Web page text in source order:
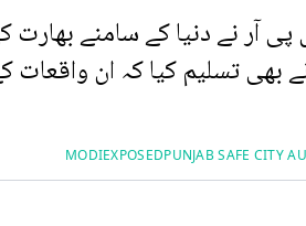
آر نے دنیا کے سامنے
بھی تسلیم کیا کہ ان واقعات
PUNJAB SAFE CITY
MODIEXPOSED